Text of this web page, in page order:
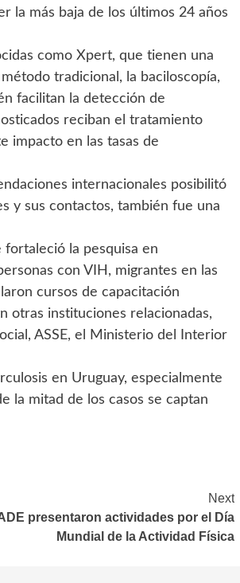
la más baja de los últimos 24 años
como Xpert, que tienen una
tradicional, la baciloscopía,
facilitan la detección de
reciban el tratamiento
impacto en las tasas de
internacionales posibilitó
y sus contactos, también fue una
la pesquisa en
con VIH, migrantes en las
cursos de capacitación
otras instituciones relacionadas,
ASSE, el Ministerio del Interior
en Uruguay, especialmente
la mitad de los casos se captan
Next
presentaron actividades por el Día
Mundial de la Actividad Física